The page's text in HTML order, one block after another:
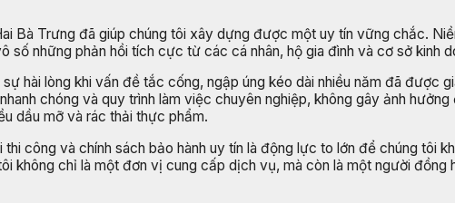
Bà Trưng đã giúp chúng tôi xây dựng được một uy tín vững chắc.
những phản hồi tích cực từ các cá nhân, hộ gia đình và cơ sở kinh
hài lòng khi vấn đề tắc cống, ngập úng kéo dài nhiều năm đã được
chóng và quy trình làm việc chuyên nghiệp, không gây ảnh
dầu mỡ và rác thải thực phẩm.
công và chính sách bảo hành uy tín là động lực to lớn để chúng tôi
không chỉ là một đơn vị cung cấp dịch vụ, mà còn là một người đồng